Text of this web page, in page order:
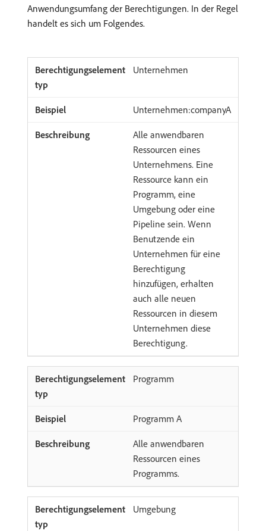
Anwendungsumfang der Berechtigungen. In der Regel
handelt es sich um Folgendes.
Unternehmen
Unternehmen:companyA
Alle anwendbaren
Ressourcen eines
Unternehmens. Eine
Ressource kann ein
Programm, eine
Umgebung oder eine
Pipeline sein. Wenn
Benutzende ein
Unternehmen für eine
Berechtigung
hinzufügen, erhalten
auch alle neuen
Ressourcen in diesem
Unternehmen diese
Berechtigung.
Programm
Programm A
Alle anwendbaren
Ressourcen eines
Programms.
Umgebung